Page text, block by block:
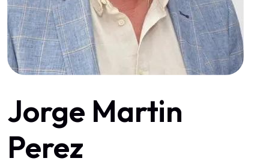
Jorge Martin
Perez